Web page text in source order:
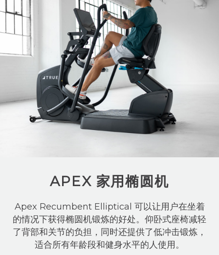
APEX 家用椭圆机
Apex Recumbent Elliptical 可以让用户在坐着
的情况下获得椭圆机锻炼的好处。仰卧式座椅减轻
了背部和关节的负担，同时还提供了低冲击锻炼，
适合所有年龄段和健身水平的人使用。